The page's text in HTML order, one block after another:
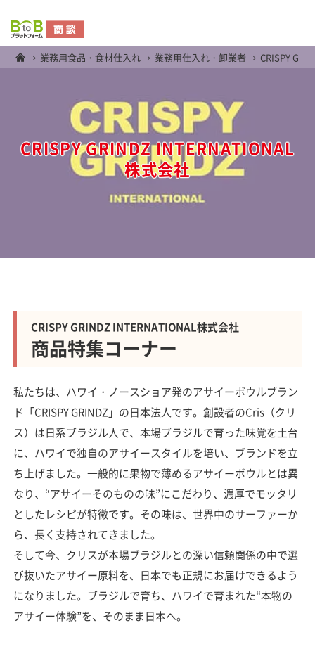
業務用食品・食材仕入れ 業務用仕入れ・卸業者 CRISPY
CRISPY GRINDZ INTERNATIONAL
株式会社
CRISPY GRINDZ INTERNATIONAL株式会社
商品特集コーナー
私たちは、ハワイ・ノースショア発のアサイーボウルブラン
ド「CRISPY GRINDZ」の日本法人です。創設者のCris（クリ
ス）は日系ブラジル人で、本場ブラジルで育った味覚を土台
に、ハワイで独自のアサイースタイルを培い、ブランドを立
ち上げました。一般的に果物で薄めるアサイーボウルとは異
なり、“アサイーそのものの味”にこだわり、濃厚でモッタリ
としたレシピが特徴です。その味は、世界中のサーファーか
ら、長く支持されてきました。
そして今、クリスが本場ブラジルとの深い信頼関係の中で選
び抜いたアサイー原料を、日本でも正規にお届けできるよう
になりました。ブラジルで育ち、ハワイで育まれた“本物の
アサイー体験”を、そのまま日本へ。